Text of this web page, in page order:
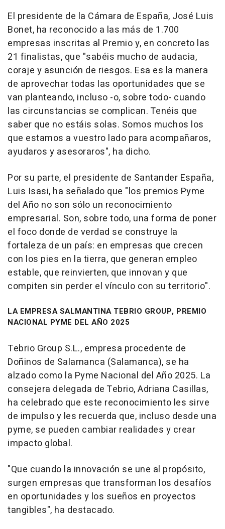
El presidente de la Cámara de España, José Luis
Bonet, ha reconocido a las más de 1.700
empresas inscritas al Premio y, en concreto las
21 finalistas, que "sabéis mucho de audacia,
coraje y asunción de riesgos. Esa es la manera
de aprovechar todas las oportunidades que se
van planteando, incluso -o, sobre todo- cuando
las circunstancias se complican. Tenéis que
saber que no estáis solas. Somos muchos los
que estamos a vuestro lado para acompañaros,
ayudaros y asesoraros", ha dicho.
Por su parte, el presidente de Santander España,
Luis Isasi, ha señalado que "los premios Pyme
del Año no son sólo un reconocimiento
empresarial. Son, sobre todo, una forma de poner
el foco donde de verdad se construye la
fortaleza de un país: en empresas que crecen
con los pies en la tierra, que generan empleo
estable, que reinvierten, que innovan y que
compiten sin perder el vínculo con su territorio".
LA EMPRESA SALMANTINA TEBRIO GROUP, PREMIO
NACIONAL PYME DEL AÑO 2025
Tebrio Group S.L., empresa procedente de
Doñinos de Salamanca (Salamanca), se ha
alzado como la Pyme Nacional del Año 2025. La
consejera delegada de Tebrio, Adriana Casillas,
ha celebrado que este reconocimiento les sirve
de impulso y les recuerda que, incluso desde una
pyme, se pueden cambiar realidades y crear
impacto global.
"Que cuando la innovación se une al propósito,
surgen empresas que transforman los desafíos
en oportunidades y los sueños en proyectos
tangibles", ha destacado.